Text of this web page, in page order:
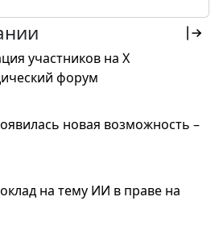
участников на X
форум
новая возможность –
на тему ИИ в праве на